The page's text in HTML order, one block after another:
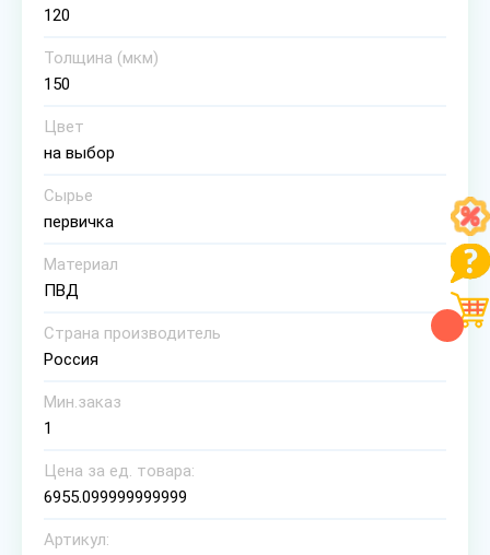
120
Толщина (мкм)
150
Цвет
на выбор
Сырье
первичка
Материал
ПВД
Страна производитель
Россия
Мин.заказ
1
Цена за ед. товара:
6955.099999999999
Артикул: